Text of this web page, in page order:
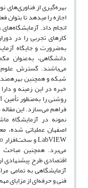
بهره‌­گیری از فناوری­‌های
کارهای تجربی را در
به‌ضرورت و جایگاه
دانشگاهی، به‌عنوان
می‌باشند. گسترش علوم
شبکه و همچنین
خبره در این زمینه و
روشنی را به­‌منظور تأمین
فراهم می‌سازد. این
نمونه در آزمایشگاه
اصفهان عملیاتی شده،
می‌‌برد. همچنین
اقتصادی طرح پیشنهادی
آزمایشگاهی به‌ تمامی
فنی و حرفه‌­ای از